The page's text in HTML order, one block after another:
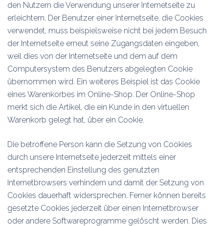
den Nutzern die Verwendung unserer Internetseite zu
erleichtern. Der Benutzer einer Internetseite, die Cookies
verwendet, muss beispielsweise nicht bei jedem Besuch
der Internetseite erneut seine Zugangsdaten eingeben,
weil dies von der Internetseite und dem auf dem
Computersystem des Benutzers abgelegten Cookie
übernommen wird. Ein weiteres Beispiel ist das Cookie
eines Warenkorbes im Online-Shop. Der Online-Shop
merkt sich die Artikel, die ein Kunde in den virtuellen
Warenkorb gelegt hat, über ein Cookie.
Die betroffene Person kann die Setzung von Cookies
durch unsere Internetseite jederzeit mittels einer
entsprechenden Einstellung des genutzten
Internetbrowsers verhindern und damit der Setzung von
Cookies dauerhaft widersprechen. Ferner können bereits
gesetzte Cookies jederzeit über einen Internetbrowser
oder andere Softwareprogramme gelöscht werden. Dies